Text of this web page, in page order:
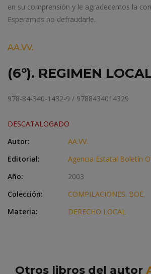
en su comprensión y le agradecemos la
Esperamos no defraudarle.
AA.VV.
(6º). REGIMEN
978-84-340-1432-9 / 9788434014329
DESCATALOGADO
Autor:
AA.VV.
Editorial:
Agencia Estatal Boletín
Año:
2003
Colección:
COMPILACIONES. BOE
Materia:
DERECHO LOCAL
Otros libros del autor